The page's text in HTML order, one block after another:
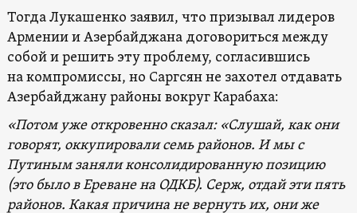
Тогда Лукашенко заявил, что призывал лидеров
Армении и Азербайджана договориться между
собой и решить эту проблему, согласившись
на компромиссы, но Саргсян не захотел отдавать
Азербайджану районы вокруг Карабаха:
«Потом уже откровенно сказал: «Слушай, как они
говорят, оккупировали семь районов. И мы с
Путиным заняли консолидированную позицию
(это было в Ереване на ОДКБ). Серж, отдай эти пять
районов. Какая причина не вернуть их, они же